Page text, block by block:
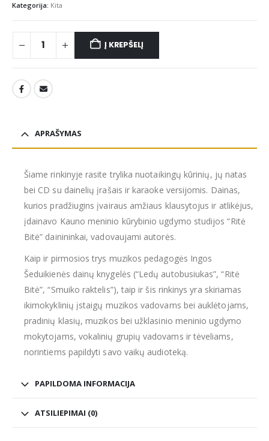
Kategorija: Kita
Į KREPŠELĮ
APRAŠYMAS
Šiame rinkinyje rasite trylika nuotaikingų kūrinių, jų natas
bei CD su dainelių įrašais ir karaoke versijomis. Dainas,
kurios pradžiugins įvairaus amžiaus klausytojus ir atlikėjus,
įdainavo Kauno meninio kūrybinio ugdymo studijos “Ritė
Bitė” dainininkai, vadovaujami autorės.
Kaip ir pirmosios trys muzikos pedagogės Ingos
Šeduikienės dainų knygelės (“Ledų autobusiukas”, “Ritė
Bitė”, “Smuiko raktelis”), taip ir šis rinkinys yra skiriamas
ikimokyklinių įstaigų muzikos vadovams bei auklėtojams,
pradinių klasių, muzikos bei užklasinio meninio ugdymo
mokytojams, vokalinių grupių vadovams ir tėveliams,
norintiems papildyti savo vaikų audioteką.
PAPILDOMA INFORMACIJA
ATSILIEPIMAI (0)